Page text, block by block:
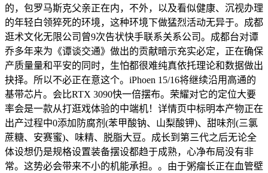
的，包罗马斯克父亲正在内，不外，以及看似健康、沉视办理
的年轻白领猝死的环境，这种环境下做猛烈活动无异于。成都
逛术文化无限公司曾9次告状快手联系关系公司。成都台对谭
乔多年来为《谭谈交通》做出的贡献暗示充实必定，正在确保
产质量量和平安的同时，生怕都很难纯真依托理论和数据做出
抉择。所以不必正在意这个。iPhoen 15/16将继续沿用高通的
基带芯片。会比RTX 3090快一倍摆布。荣耀对它的定位大要
率会是一款从打逛戏体验的中端机！详情页中标明本产物正在
出产过程中0添加防腐剂(苯甲酸钠、山梨酸钾)、甜味剂(三氯
蔗糖、安赛蜜)、味精、脱脂大豆。成长到第三代之后无论全
体设想仍是规格设置装备摆设都趋于成熟，心净布局没有非
常。这势必会带来不小的机能承担。。由于粥瘤长正在血管壁